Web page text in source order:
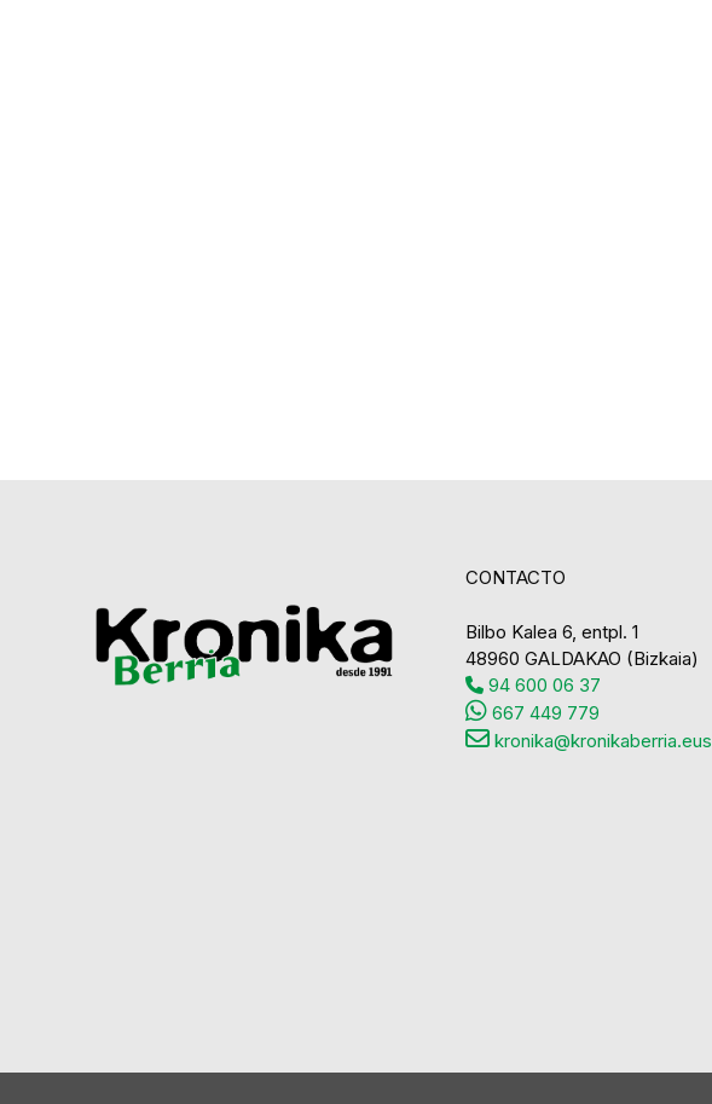
CONTACTO
Bilbo Kalea 6, entpl. 1
48960 GALDAKAO (Bizkaia)
94 600 06 37
667 449 779
kronika@kronikaberria.eus